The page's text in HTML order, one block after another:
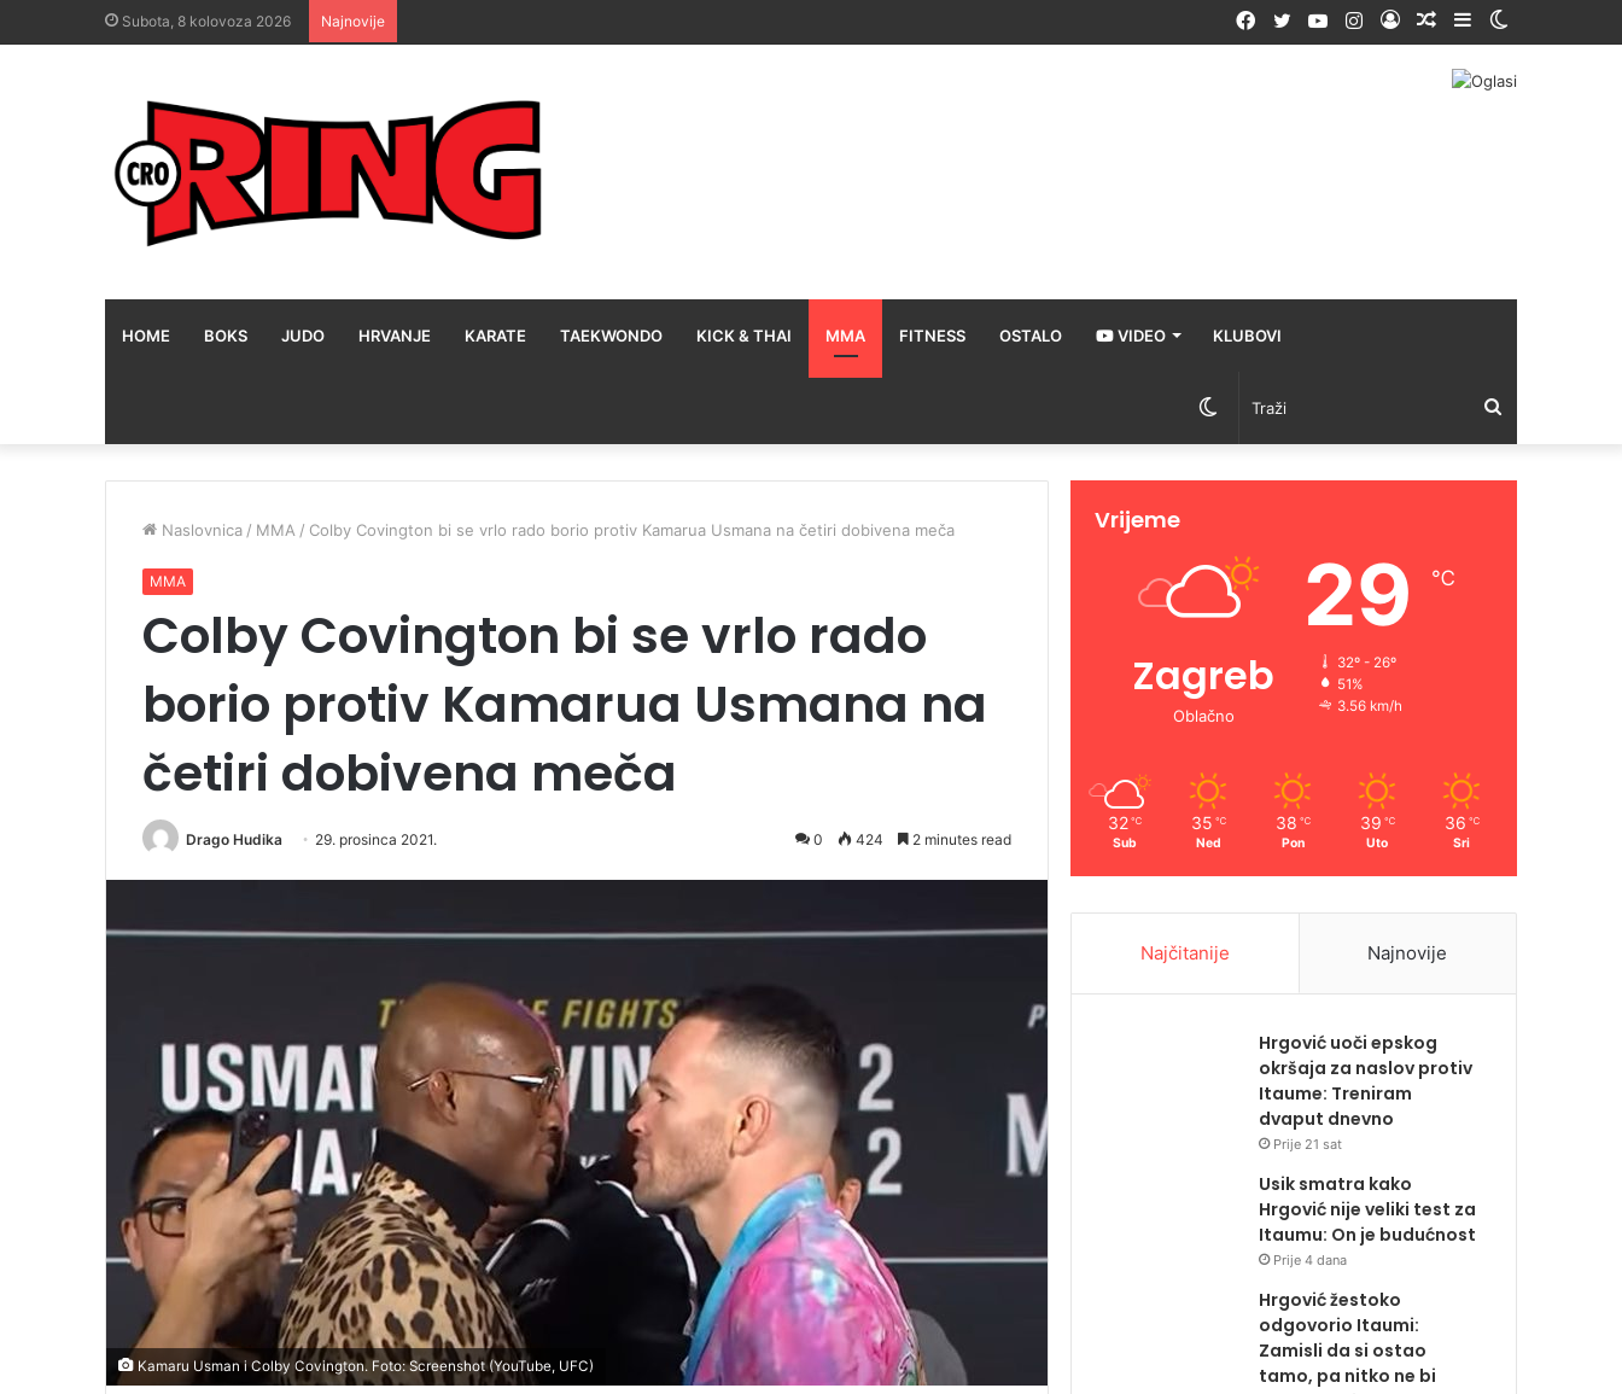
Subota, 8 kolovoza 2026 Najnovije Sidebar
Random
Prijava
Instagram
YouTube
Twitter
Facebook
HOME BOKS JUDO HRVANJE KARATE TAEKWONDO KICK & THAI MMA FITNESS OSTALO VIDEO KLUBOVI
Traži
Switch
skin
Naslovnica / MMA / Colby Covington bi se vrlo rado borio protiv Kamarua Usmana na četiri dobivena meča
MMA
Colby Covington bi se vrlo rado
borio protiv Kamarua Usmana na
četiri dobivena meča
Drago Hudika 29. prosinca 2021. 0 424 2 minutes read
Kamaru Usman i Colby Covington. Foto: Screenshot (YouTube, UFC)
Vrijeme
Zagreb
Oblačno
29 ℃
32º - 26º
51%
3.56 km/h
32 ℃
Sub
35 ℃
Ned
38 ℃
Pon
39 ℃
Uto
36 ℃
Sri
Najčitanije Najnovije
Hrgović uoči epskog
okršaja za naslov protiv
Itaume: Treniram
dvaput dnevno
Prije 21 sat
Usik smatra kako
Hrgović nije veliki test za
Itaumu: On je budućnost
Prije 4 dana
Hrgović žestoko
odgovorio Itaumi:
Zamisli da si ostao
tamo, pa nitko ne bi